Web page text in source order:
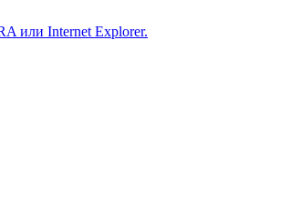
или Internet Explorer.